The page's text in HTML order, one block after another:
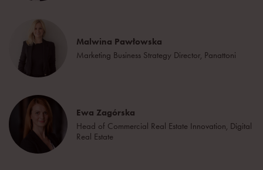
Malwina Pawłowska
Marketing Business Strategy Director, Panattoni
Ewa Zagórska
Head of Commercial Real Estate Innovation, Digital
Real Estate